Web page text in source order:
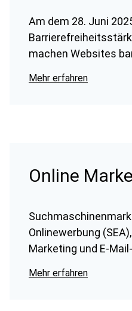
Am dem 28. Juni
machen Websites
Mehr erfahren
Online
Onlinewerbung
Marketing und E-
Mehr erfahren